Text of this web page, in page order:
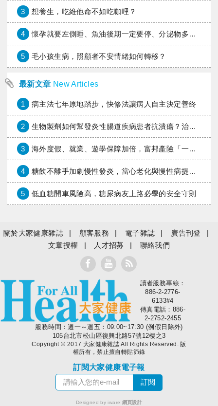
3 想養生，吃維他命不如吃咖哩？
4 懷孕就要左側睡、魚油後期一定要停、分泌物多小心高位破水！這些懷孕禁忌，你也信嗎？
5 毛小孩生病，照顧者不安情緒如何轉移？
最新文章 New Articles
1 病主法七年原地踏步，快修法讓病人自主決定善終
2 生物製劑如何幫發炎性腸道疾病患者抗潰瘍？治療進展與健保給付困境一次看
3 海外度假、就業、遊學保障加倍，富邦產險「一期逐夢」專案加碼遠距醫療與緊急救援
4 糖飲不離手加劇慢性發炎，當心老化與慢性病提早報到
5 低血糖開車風險高，糖尿病友上路必學的安全守則
關於大家健康雜誌 顧客服務 電子雜誌
廣告刊登
文章授權
人才招募 聯絡我們
大家健康
讀者服務專線：
886-2-2776-
6133#4
傳真電話：886-
2-2752-2455
服務時間：週一～週五：09:00~17:30 (例假日除外)
105台北市松山區復興北路57號12樓之3
Copyright © 2017 大家健康雜誌 All Rights Reserved. 版
權所有，禁止擅自轉貼節錄
訂閱大家健康電子報
Designed by iware 網頁設計